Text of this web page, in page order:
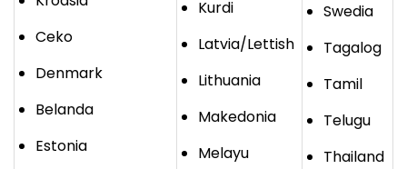
Ceko
Denmark
Belanda
Estonia
Kurdi
Latvia/Lettish
Lithuania
Makedonia
Melayu
Swedia
Tagalog
Tamil
Telugu
Thailand